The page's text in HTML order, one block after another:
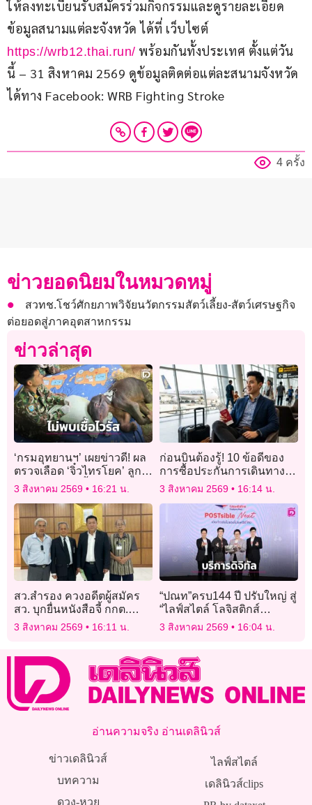
ให้ลงทะเบียนรับสมัครร่วมกิจกรรมและดูรายละเอียด
ข้อมูลสนามแต่ละจังหวัด ได้ที่ เว็บไซต์
https://wrb12.thai.run/ พร้อมกันทั้งประเทศ ตั้งแต่วัน
นี้ – 31 สิงหาคม 2569 ดูข้อมูลติดต่อแต่ละสนามจังหวัด
ได้ทาง Facebook: WRB Fighting Stroke
4 ครั้ง
ข่าวยอดนิยมในหมวดหมู่
สวทช.โชว์ศักยภาพวิจัยนวัตกรรมสัตว์เลี้ยง-สัตว์เศรษฐกิจ
ต่อยอดสู่ภาคอุตสาหกรรม
ข่าวล่าสุด
‘กรมอุทยานฯ’ เผยข่าวดี! ผล
ตรวจเลือด ‘จิ๋วไทรโยค’ ลูก
ช้างป่า ไม่พบเชื้อ ‘ไวรัสเฮอร์
3 สิงหาคม 2569 16:21 น.
ก่อนบินต้องรู้! 10 ข้อดีของ
การซื้อประกันการเดินทาง
ต่างประเทศออนไลน์ สะดวก
3 สิงหาคม 2569 16:14 น.
สว.สำรอง ควงอดีตผู้สมัคร
สว. บุกยื่นหนังสือจี้ กกต.
เร่งรัดสำนวนสอบสวนชุด
ฟ้องกลับทันที
3 สิงหาคม 2569 16:11 น.
“ปณท”ครบ144 ปี ปรับใหญ่ สู่
“ไลฟ์สไตล์ โลจิสติกส์
แบรนด์” ยกระดับบริการ
3 สิงหาคม 2569 16:04 น.
อ่านความจริง อ่านเดลินิวส์
ข่าวเดลินิวส์
บทความ
ดวง-หวย
ไลฟ์สไตล์
เดลินิวส์clips